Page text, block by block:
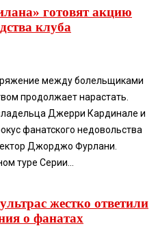
готовят акцию
клуба
между болельщиками
продолжает нарастать.
Джерри Кардинале и
фанатского недовольства
Джорджо Фурлани.
туре Серии...
жестко ответили
о фанатах